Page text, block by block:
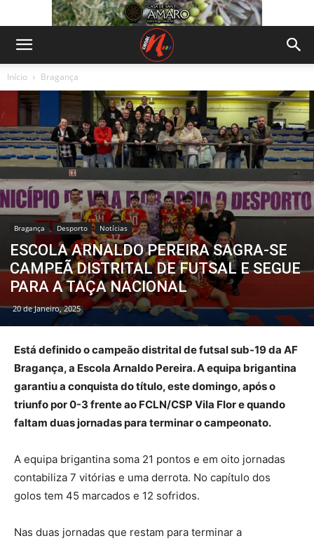
Início Bragança
Bragança Desporto Notícias
ESCOLA ARNALDO PEREIRA SAGRA-SE
CAMPEÃ DISTRITAL DE FUTSAL E SEGUE
PARA A TAÇA NACIONAL
20 de Janeiro, 2025
Está definido o campeão distrital de futsal sub-19 da AF
Bragança, a Escola Arnaldo Pereira. A equipa brigantina
garantiu a conquista do título, este domingo, após o
triunfo por 0-3 frente ao FCLN/CSP Vila Flor e quando
faltam duas jornadas para terminar o campeonato.
A equipa brigantina soma 21 pontos e em oito jornadas
contabiliza 7 vitórias e uma derrota. No capítulo dos
golos tem 45 marcados e 12 sofridos.
Nas duas jornadas que restam para terminar a